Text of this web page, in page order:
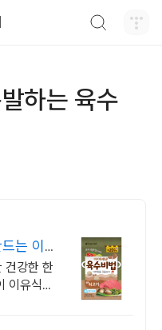
하는 육수
는 이
건강한 한
이유식,